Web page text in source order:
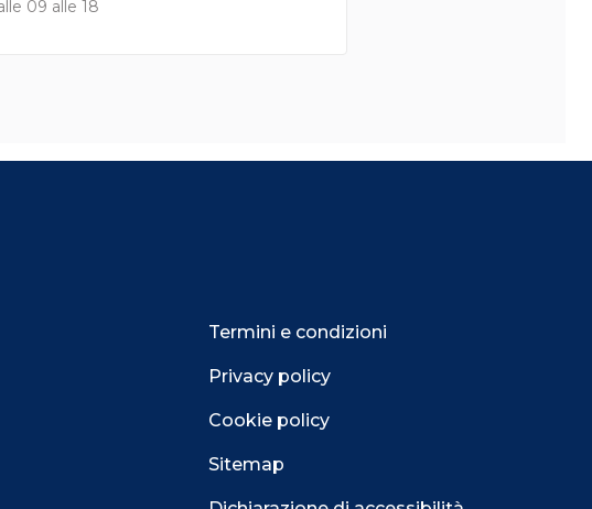
09 alle 18
Termini e condizioni
Privacy policy
Cookie policy
Sitemap